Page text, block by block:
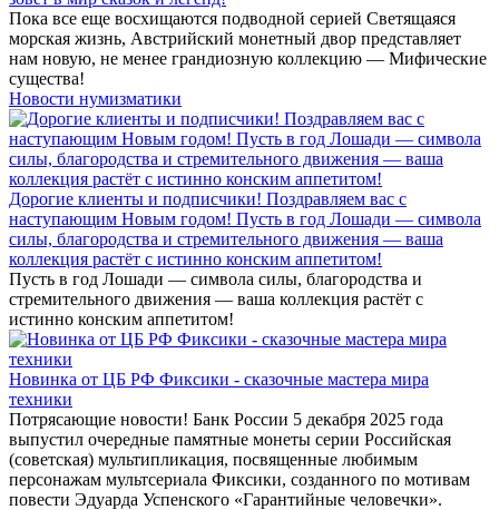
Пока все еще восхищаются подводной серией Светящаяся
морская жизнь, Австрийский монетный двор представляет
нам новую, не менее грандиозную коллекцию — Мифические
существа!
Новости нумизматики
Дорогие клиенты и подписчики! Поздравляем вас с
наступающим Новым годом! Пусть в год Лошади — символа
силы, благородства и стремительного движения — ваша
коллекция растёт с истинно конским аппетитом!
Пусть в год Лошади — символа силы, благородства и
стремительного движения — ваша коллекция растёт с
истинно конским аппетитом!
Новинка от ЦБ РФ Фиксики - сказочные мастера мира
техники
Потрясающие новости! Банк России 5 декабря 2025 года
выпустил очередные памятные монеты серии Российская
(советская) мультипликация, посвященные любимым
персонажам мультсериала Фиксики, созданного по мотивам
повести Эдуарда Успенского «Гарантийные человечки».